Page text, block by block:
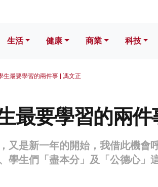
生活 健康 商業 科技
生最要學習的兩件事 | 馮文正
最要學習的兩件
又是新一年的開始，我借此機會
學生們「盡本分」及「公德心」